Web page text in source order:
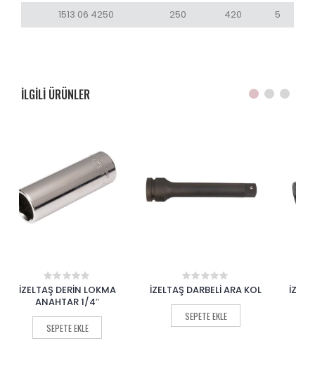
1513 06 4250
250 420 5
ILGILI ÜRÜNLER
0
out
of
5
İZELTAŞ DARBELİ ARA KOL
SEPETE EKLE
0
of
5
İZELTAŞ DARBELİ KARDAN
MAFSAL
SEPETE EKLE